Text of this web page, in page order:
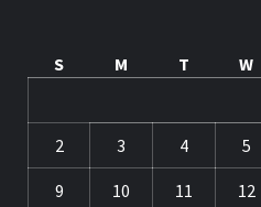
S
M T W
2 3 4 5
9 10 11 12